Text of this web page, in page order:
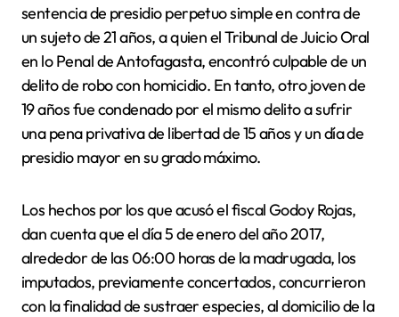
sentencia de presidio perpetuo simple en contra de
un sujeto de 21 años, a quien el Tribunal de Juicio Oral
en lo Penal de Antofagasta, encontró culpable de un
delito de robo con homicidio. En tanto, otro joven de
19 años fue condenado por el mismo delito a sufrir
una pena privativa de libertad de 15 años y un día de
presidio mayor en su grado máximo.
Los hechos por los que acusó el fiscal Godoy Rojas,
dan cuenta que el día 5 de enero del año 2017,
alrededor de las 06:00 horas de la madrugada, los
imputados, previamente concertados, concurrieron
con la finalidad de sustraer especies, al domicilio de la